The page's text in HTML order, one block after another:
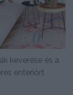
keverése és a
enteriőrt